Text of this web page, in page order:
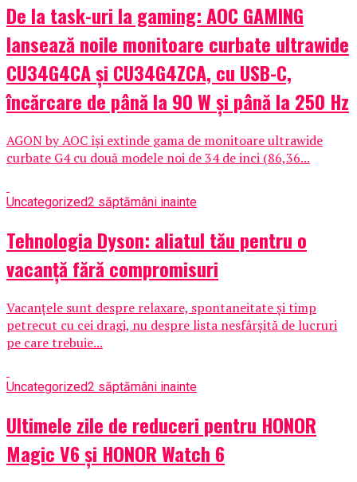
De la task-uri la gaming: AOC GAMING
lansează noile monitoare curbate ultrawide
CU34G4CA și CU34G4ZCA, cu USB-C,
încărcare de până la 90 W și până la 250 Hz
AGON by AOC își extinde gama de monitoare ultrawide
curbate G4 cu două modele noi de 34 de inci (86,36...
Uncategorized2 săptămâni inainte
Tehnologia Dyson: aliatul tău pentru o
vacanță fără compromisuri
Vacanțele sunt despre relaxare, spontaneitate și timp
petrecut cu cei dragi, nu despre lista nesfârșită de lucruri
pe care trebuie...
Uncategorized2 săptămâni inainte
Ultimele zile de reduceri pentru HONOR
Magic V6 și HONOR Watch 6